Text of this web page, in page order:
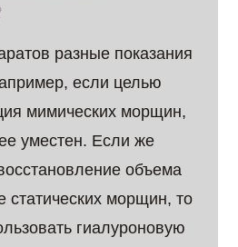
разные показания
если целью
мимических морщин,
уместен. Если же
объема
статических морщин, то
гиалуроновую